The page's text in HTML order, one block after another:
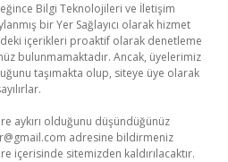
Bilgi Teknolojileri ve İletişim
bir Yer Sağlayıcı olarak hizmet
içerikleri proaktif olarak denetleme
bulunmamaktadır. Ancak, üyelerimiz
taşımakta olup, siteye üye olarak
aykırı olduğunu düşündüğünüz
adresine bildirmeniz
içerisinde sitemizden kaldırılacaktır.